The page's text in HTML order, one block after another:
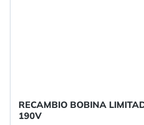
RECAMBIO BOBINA
190V